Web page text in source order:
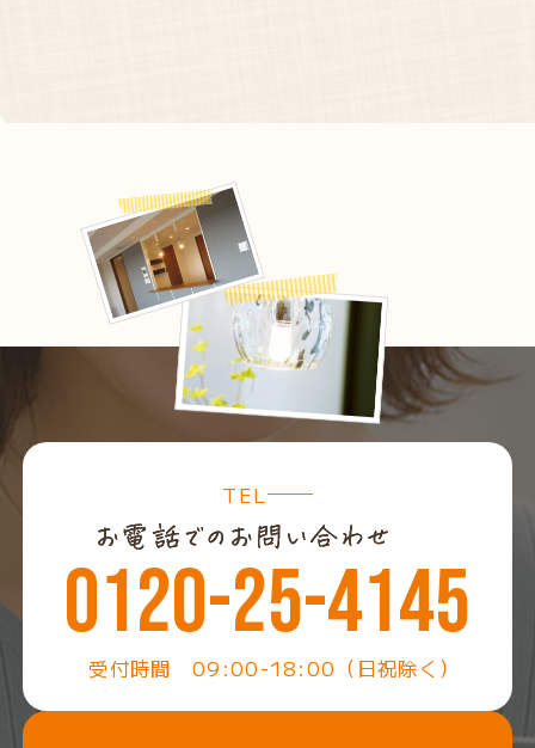
TEL
0120-25-4145
受付時間 09:00-18:00（日祝除く）